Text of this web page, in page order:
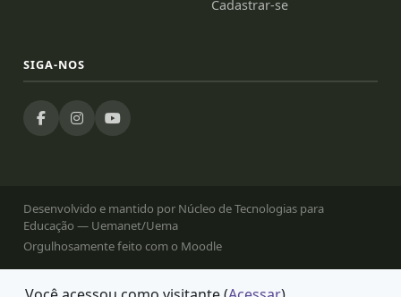
Cadastrar-se
SIGA-NOS
Desenvolvido e mantido por Núcleo de Tecnologias para
Educação — Uemanet/Uema
Orgulhosamente feito com o Moodle